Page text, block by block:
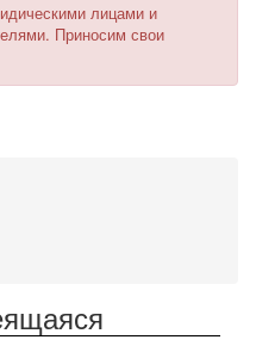
лицами и
Приносим свои